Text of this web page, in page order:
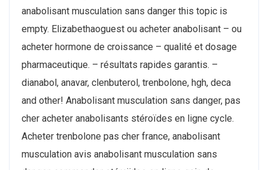
anabolisant musculation sans danger this topic is
empty. Elizabethaoguest ou acheter anabolisant – ou
acheter hormone de croissance – qualité et dosage
pharmaceutique. – résultats rapides garantis. –
dianabol, anavar, clenbuterol, trenbolone, hgh, deca
and other! Anabolisant musculation sans danger, pas
cher acheter anabolisants stéroïdes en ligne cycle.
Acheter trenbolone pas cher france, anabolisant
musculation avis anabolisant musculation sans